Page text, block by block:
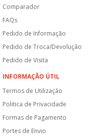
Comparador
FAQs
Pedido de Informação
Pedido de Troca/Devolução
Pedido de Visita
INFORMAÇÃO ÚTIL
Termos de Utilização
Politica de Privacidade
Formas de Pagamento
Portes de Envio